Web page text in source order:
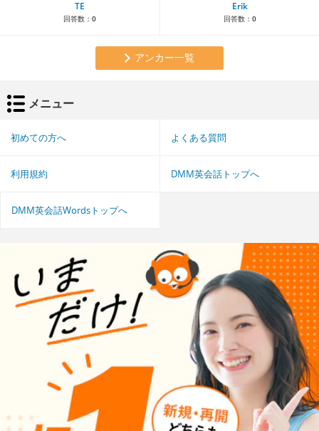
TE
回答数： 0
Erik
回答数： 0
アンカー一覧
メニュー
初めての方へ よくある質問
利用規約 DMM英会話トップへ
DMM英会話Wordsトップへ